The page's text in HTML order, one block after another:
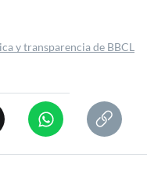
y transparencia de BBCL